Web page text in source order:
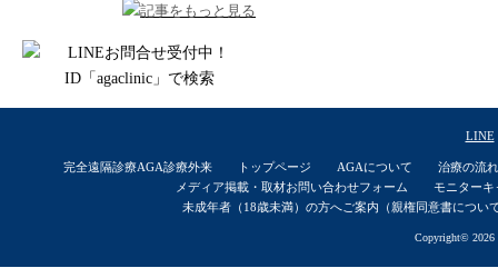
記事をもっと見る
LINE
完全遠隔診療AGA診療外来 トップページ AGAについて
治療の流れ
メディア掲載・取材お問い合わせフォーム
モニターキ
未成年者（18歳未満）の方へご案内（親権同意書につい
Copyright© 2026